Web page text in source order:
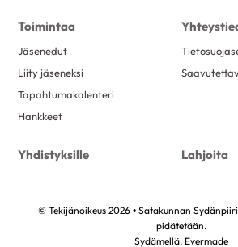
Toimintaa
Jäsenedut
Liity jäseneksi
Tapahtumakalenteri
Hankkeet
Yhdistyksille Lahjoita
© Tekijänoikeus 2026 • Satakunnan
pidätetään.
Sydämellä, Evermade